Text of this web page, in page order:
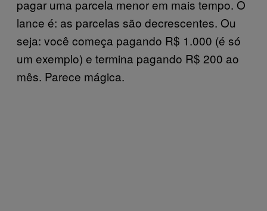
pagar uma parcela menor em mais tempo. O
lance é: as parcelas são decrescentes. Ou
seja: você começa pagando R$ 1.000 (é só
um exemplo) e termina pagando R$ 200 ao
mês. Parece mágica.